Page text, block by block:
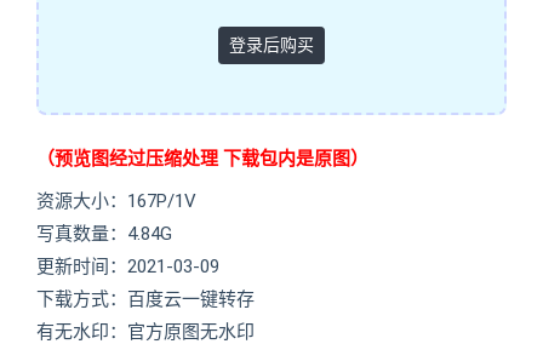
登录后购买
（预览图经过压缩处理 下载包内是原图）
资源大小：167P/1V
写真数量：4.84G
更新时间：2021-03-09
下载方式：百度云一键转存
有无水印：官方原图无水印